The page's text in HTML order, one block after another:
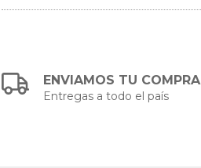
ENVIAMOS TU COMPRA
Entregas a todo el país